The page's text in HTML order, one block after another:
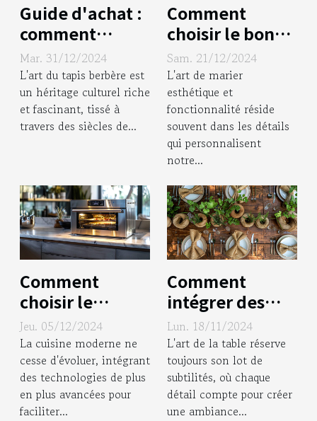
Guide d'achat :
comment
choisir un
authentique
tapis berbère
artisanal
Mar. 31/12/2024
L'art du tapis berbère est
un héritage culturel riche
et fascinant, tissé à
travers des siècles de...
Comment
choisir le bon
design de néon
pour votre
intérieur
Sam. 21/12/2024
L'art de marier
esthétique et
fonctionnalité réside
souvent dans les détails
qui personnalisent
notre...
Comment
choisir le
meilleur four
combiné vapeur
en 2024
Jeu. 05/12/2024
La cuisine moderne ne
cesse d'évoluer, intégrant
des technologies de plus
en plus avancées pour
faciliter...
Comment
intégrer des
rondelles de
serviette en
jute dans votre
décoration de
table
Lun. 18/11/2024
L'art de la table réserve
toujours son lot de
subtilités, où chaque
détail compte pour créer
une ambiance...